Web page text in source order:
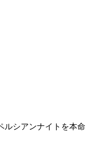
ルシアンナイトを本命